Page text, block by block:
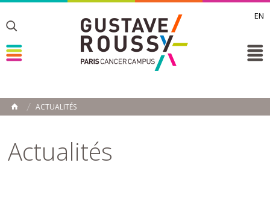
EN
Toggle
Toggle
ACCUEIL
ACTUALITÉS
Actualités